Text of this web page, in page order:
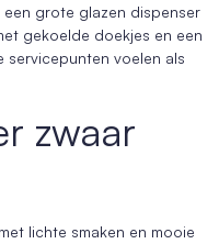
een grote glazen dispenser
gekoelde doekjes en een
servicepunten voelen als
zwaar
lichte smaken en mooie